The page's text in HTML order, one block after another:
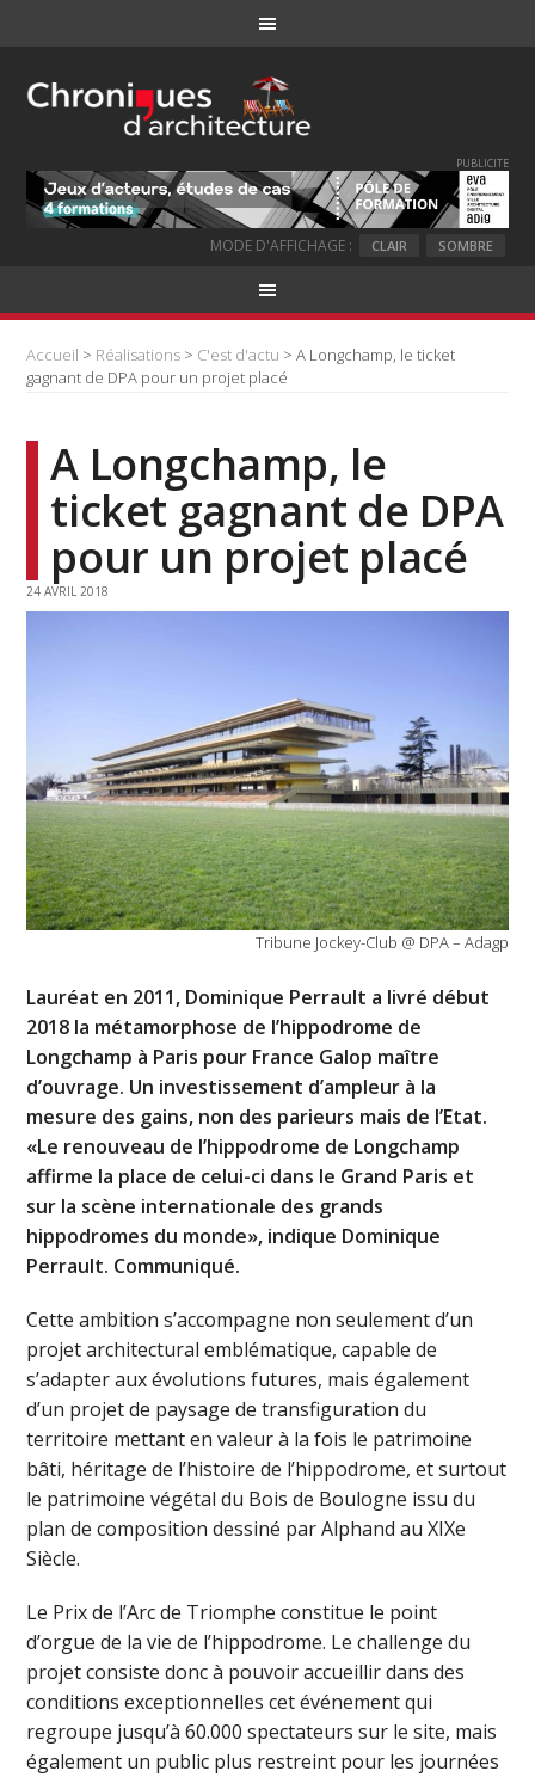
PUBLICITE
MODE D'AFFICHAGE : CLAIR SOMBRE
Accueil > Réalisations > C'est d'actu > A Longchamp, le ticket
gagnant de DPA pour un projet placé
A Longchamp, le
ticket gagnant de DPA
pour un projet placé
24 AVRIL 2018
Tribune Jockey-Club @ DPA – Adagp
Lauréat en 2011, Dominique Perrault a livré début
2018 la métamorphose de l’hippodrome de
Longchamp à Paris pour France Galop maître
d’ouvrage. Un investissement d’ampleur à la
mesure des gains, non des parieurs mais de l’Etat.
«Le renouveau de l’hippodrome de Longchamp
affirme la place de celui-ci dans le Grand Paris et
sur la scène internationale des grands
hippodromes du monde», indique Dominique
Perrault. Communiqué.
Cette ambition s’accompagne non seulement d’un
projet architectural emblématique, capable de
s’adapter aux évolutions futures, mais également
d’un projet de paysage de transfiguration du
territoire mettant en valeur à la fois le patrimoine
bâti, héritage de l’histoire de l’hippodrome, et surtout
le patrimoine végétal du Bois de Boulogne issu du
plan de composition dessiné par Alphand au XIXe
Siècle.
Le Prix de l’Arc de Triomphe constitue le point
d’orgue de la vie de l’hippodrome. Le challenge du
projet consiste donc à pouvoir accueillir dans des
conditions exceptionnelles cet événement qui
regroupe jusqu’à 60.000 spectateurs sur le site, mais
également un public plus restreint pour les journées